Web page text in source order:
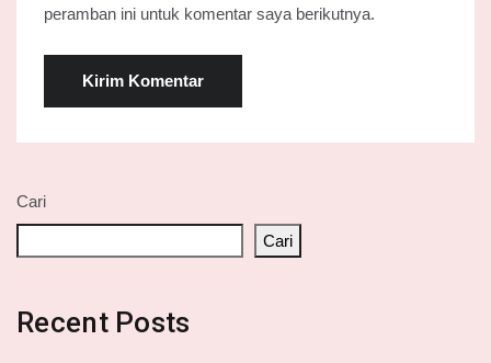
peramban ini untuk komentar saya berikutnya.
Cari
Cari
Recent Posts